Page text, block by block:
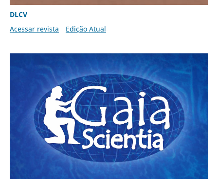
DLCV
Acessar revista
Edição Atual